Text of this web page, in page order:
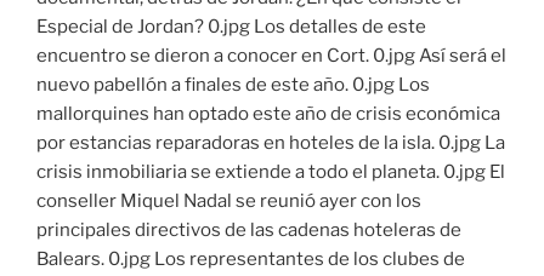
Especial de Jordan? 0.jpg Los detalles de este
encuentro se dieron a conocer en Cort. 0.jpg Así será el
nuevo pabellón a finales de este año. 0.jpg Los
mallorquines han optado este año de crisis económica
por estancias reparadoras en hoteles de la isla. 0.jpg La
crisis inmobiliaria se extiende a todo el planeta. 0.jpg El
conseller Miquel Nadal se reunió ayer con los
principales directivos de las cadenas hoteleras de
Balears. 0.jpg Los representantes de los clubes de